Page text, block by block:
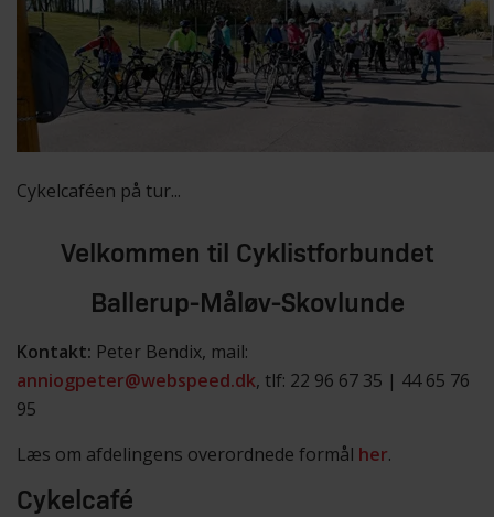
Cykelcaféen på tur...
Velkommen til Cyklistforbundet
Ballerup-Måløv-Skovlunde
Kontakt: Peter Bendix, mail:
anniogpeter@webspeed.dk, tlf: 22 96 67 35 | 44 65 76
95
Læs om afdelingens overordnede formål her.
Cykelcafé